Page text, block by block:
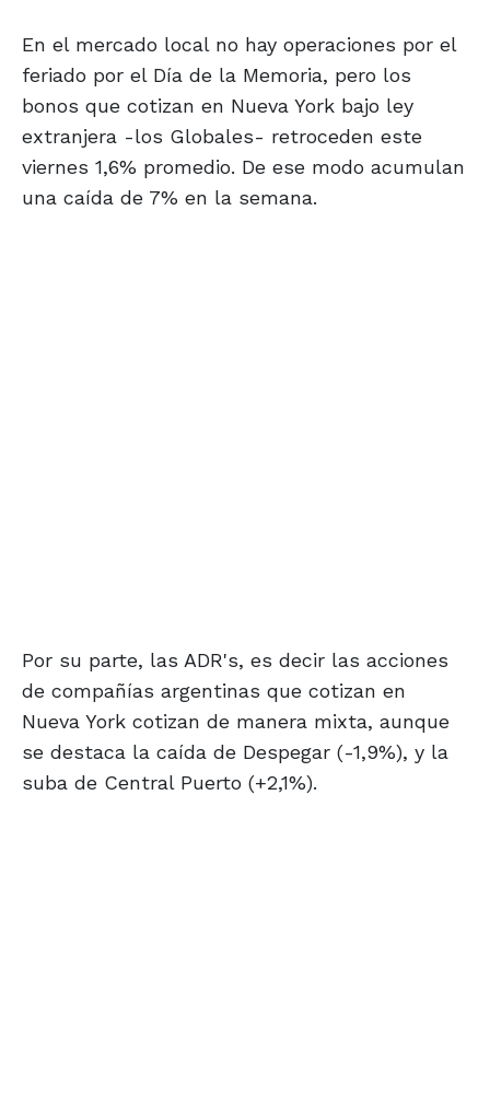
En el mercado local no hay operaciones por el
feriado por el Día de la Memoria, pero los
bonos que cotizan en Nueva York bajo ley
extranjera -los Globales- retroceden este
viernes 1,6% promedio. De ese modo acumulan
una caída de 7% en la semana.
Por su parte, las ADR's, es decir las acciones
de compañías argentinas que cotizan en
Nueva York cotizan de manera mixta, aunque
se destaca la caída de Despegar (-1,9%), y la
suba de Central Puerto (+2,1%).